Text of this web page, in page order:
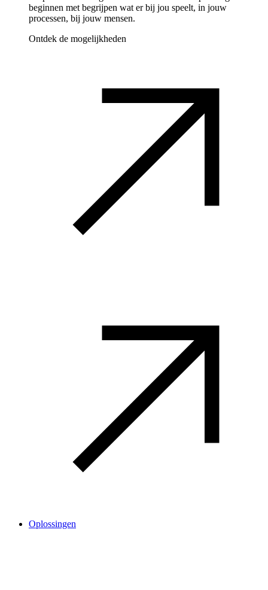
beginnen met begrijpen wat er bij jou speelt, in jouw
processen, bij jouw mensen.
Ontdek de mogelijkheden
Oplossingen